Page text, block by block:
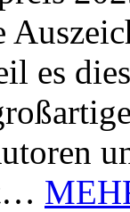
es